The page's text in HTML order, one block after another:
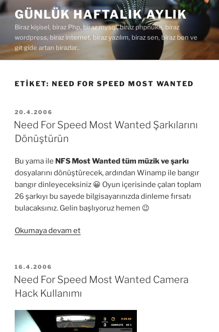
İçeriğe
geç
GÜNLÜK HAFTALIK AYLIK
Biraz kişisel, biraz Php, biraz mysql, biraz phpnuke, biraz
wordpress, biraz internet, biraz yazılım, biraz sen, biraz ben ve
git gide artan birazlar..
ETIKET: NEED FOR SPEED MOST WANTED
YAYIM
TARIHI
20.4.2006
Need For Speed Most Wanted Şarkılarını
Dönüştürün
Bu yama ile NFS Most Wanted tüm müzik ve şarkı
dosyalarını dönüştürecek, ardından Winamp ile bangır
bangır dinleyeceksiniz 😀 Oyun içerisinde çalan toplam
26 şarkıyı bu sayede bilgisayarınızda dinleme fırsatı
bulacaksınız. Gelin başlıyoruz hemen 😉
Okumaya devam et“Need
Wanted
YAYIM
TARIHI
16.4.2006
Need For Speed Most Wanted Camera
Hack Kullanımı